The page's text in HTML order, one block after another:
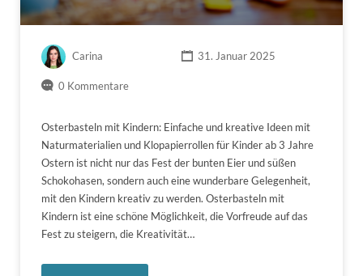
Carina 31. Januar 2025
0 Kommentare
Osterbasteln mit Kindern: Einfache und kreative Ideen mit
Naturmaterialien und Klopapierrollen für Kinder ab 3 Jahre
Ostern ist nicht nur das Fest der bunten Eier und süßen
Schokohasen, sondern auch eine wunderbare Gelegenheit,
mit den Kindern kreativ zu werden. Osterbasteln mit
Kindern ist eine schöne Möglichkeit, die Vorfreude auf das
Fest zu steigern, die Kreativität…